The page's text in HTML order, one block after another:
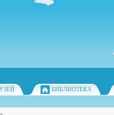
БИБЛИОТЕКА